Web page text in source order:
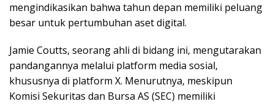
mengindikasikan bahwa tahun depan memiliki peluang
besar untuk pertumbuhan aset digital.
Jamie Coutts, seorang ahli di bidang ini, mengutarakan
pandangannya melalui platform media sosial,
khususnya di platform X. Menurutnya, meskipun
Komisi Sekuritas dan Bursa AS (SEC) memiliki